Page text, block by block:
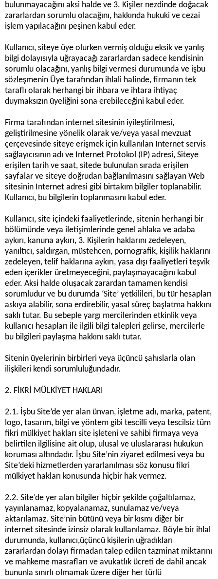
bulunmayacağını aksi halde ve 3. Kişiler nezdinde doğacak
zararlardan sorumlu olacağını, hakkında hukuki ve cezai
işlem yapılacağını peşinen kabul eder.
Kullanıcı, siteye üye olurken vermiş olduğu eksik ve yanlış
bilgi dolayısıyla uğrayacağı zararlardan sadece kendisinin
sorumlu olacağını, yanlış bilgi vermesi durumunda ve işbu
sözleşmenin Üye tarafından ihlali halinde, firmanın tek
taraflı olarak herhangi bir ihbara ve ihtara ihtiyaç
duymaksızın üyeliğini sona erebileceğini kabul eder.
Firma tarafından internet sitesinin iyileştirilmesi,
geliştirilmesine yönelik olarak ve/veya yasal mevzuat
çerçevesinde siteye erişmek için kullanılan Internet servis
sağlayıcısının adı ve Internet Protokol (IP) adresi, Siteye
erişilen tarih ve saat, sitede bulunulan sırada erişilen
sayfalar ve siteye doğrudan bağlanılmasını sağlayan Web
sitesinin Internet adresi gibi birtakım bilgiler toplanabilir.
Kullanıcı, bu bilgilerin toplanmasını kabul eder.
Kullanıcı, site içindeki faaliyetlerinde, sitenin herhangi bir
bölümünde veya iletişimlerinde genel ahlaka ve adaba
aykırı, kanuna aykırı, 3. Kişilerin haklarını zedeleyen,
yanıltıcı, saldırgan, müstehcen, pornografik, kişilik haklarını
zedeleyen, telif haklarına aykırı, yasa dışı faaliyetleri teşvik
eden içerikler üretmeyeceğini, paylaşmayacağını kabul
eder. Aksi halde oluşacak zarardan tamamen kendisi
sorumludur ve bu durumda ‘Site’ yetkilileri, bu tür hesapları
askıya alabilir, sona erdirebilir, yasal süreç başlatma hakkını
saklı tutar. Bu sebeple yargı mercilerinden etkinlik veya
kullanıcı hesapları ile ilgili bilgi talepleri gelirse, mercilerle
bu bilgileri paylaşma hakkını saklı tutar.
Sitenin üyelerinin birbirleri veya üçüncü şahıslarla olan
ilişkileri kendi sorumluluğundadır.
2. FİKRİ MÜLKİYET HAKLARI
2.1. İşbu Site’de yer alan ünvan, işletme adı, marka, patent,
logo, tasarım, bilgi ve yöntem gibi tescilli veya tescilsiz tüm
fikri mülkiyet hakları site işleteni ve sahibi firmaya veya
belirtilen ilgilisine ait olup, ulusal ve uluslararası hukukun
koruması altındadır. İşbu Site’nin ziyaret edilmesi veya bu
Site’deki hizmetlerden yararlanılması söz konusu fikri
mülkiyet hakları konusunda hiçbir hak vermez.
2.2. Site’de yer alan bilgiler hiçbir şekilde çoğaltılamaz,
yayınlanamaz, kopyalanamaz, sunulamaz ve/veya
aktarılamaz. Site’nin bütünü veya bir kısmı diğer bir
internet sitesinde izinsiz olarak kullanılamaz. Böyle bir ihlal
durumunda, kullanıcı,üçüncü kişilerin uğradıkları
zararlardan dolayı firmadan talep edilen tazminat miktarını
ve mahkeme masrafları ve avukatlık ücreti de dahil ancak
bununla sınırlı olmamak üzere diğer her türlü